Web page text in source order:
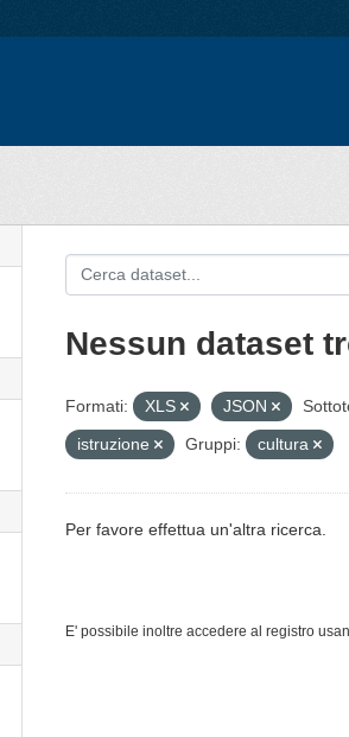
Nessun dataset
Formati: XLS JSON
istruzione
Gruppi: cultura
Per favore effettua un'altra ricerca.
E' possibile inoltre accedere al registro